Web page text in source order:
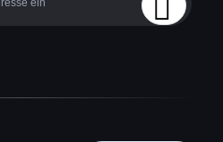
Sign Up